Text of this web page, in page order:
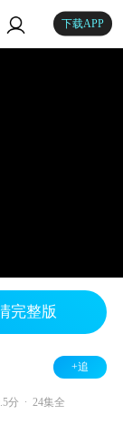
下载APP
完整版
+追
分 24集全